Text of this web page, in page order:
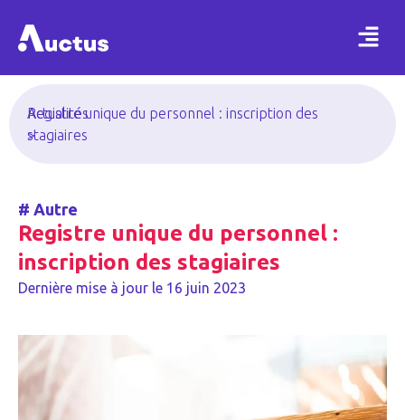
Actualités
>
Registre unique du personnel : inscription des
stagiaires
# Autre
Registre unique du personnel :
inscription des stagiaires
Dernière mise à jour le 16 juin 2023